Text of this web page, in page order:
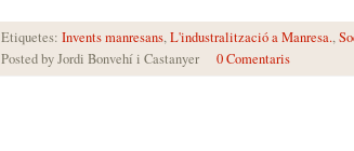
Etiquetes: Invents manresans,L'industralització a Manresa.,
Posted byJordi Bonvehí i Castanyer 0 Comentaris